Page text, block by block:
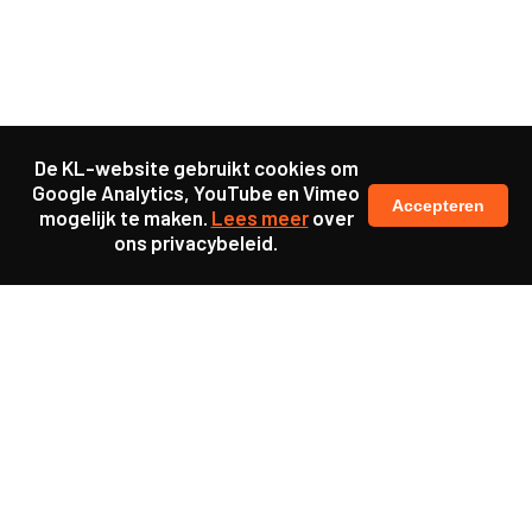
De KL-website gebruikt cookies om
Google Analytics, YouTube en Vimeo
mogelijk te maken. Lees meerover
ons privacybeleid.
Accepteren